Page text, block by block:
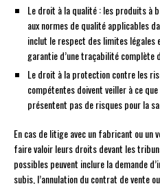
Le droit à la qualité : les produits à
aux normes de qualité applicables
inclut le respect des limites légales
garantie d’une traçabilité complète
Le droit à la protection contre les
compétentes doivent veiller à ce
présentent pas de risques pour la
En cas de litige avec un fabricant ou un
faire valoir leurs droits devant les
possibles peuvent inclure la demande
subis, l’annulation du contrat de vente